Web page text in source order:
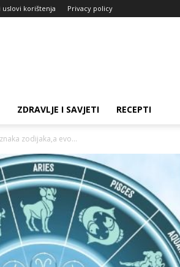
uslovi korištenja Privacy policy
ZDRAVLJE I SAVJETI RECEPTI
zodijaka,a evo...